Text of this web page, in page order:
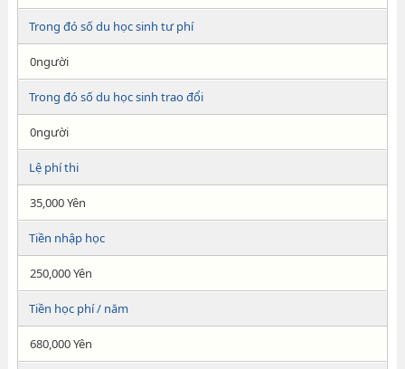
Trong đó số du học sinh tư phí
0người
Trong đó số du học sinh trao đổi
0người
Lệ phí thi
35,000 Yên
Tiền nhập học
250,000 Yên
Tiền học phí / năm
680,000 Yên